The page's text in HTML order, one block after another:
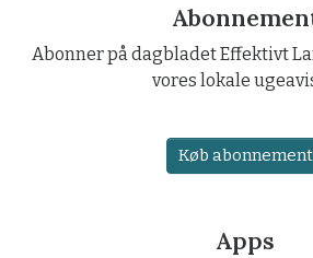
Abonner på dagbladet Effektivt
vores lokale
Køb abonnement
Apps